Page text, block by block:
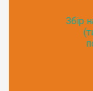
Збір